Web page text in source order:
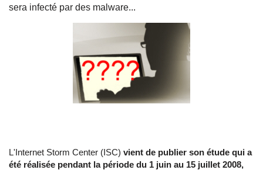
sera infecté par des malware...
L'Internet Storm Center (ISC) vient de publier son étude qui a
été réalisée pendant la période du 1 juin au 15 juillet 2008,